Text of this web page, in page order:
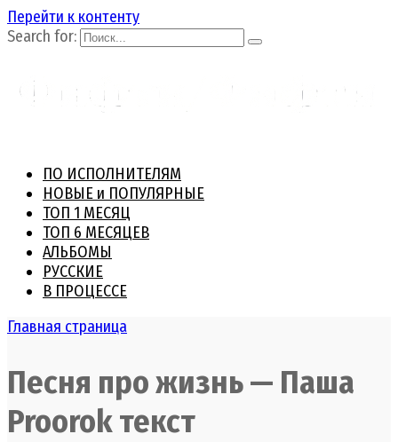
Перейти к контенту
Search for:
ПО ИСПОЛНИТЕЛЯМ
НОВЫЕ и ПОПУЛЯРНЫЕ
ТОП 1 МЕСЯЦ
ТОП 6 МЕСЯЦЕВ
АЛЬБОМЫ
РУССКИЕ
В ПРОЦЕССЕ
Главная страница
Песня про жизнь — Паша
Proorok текст